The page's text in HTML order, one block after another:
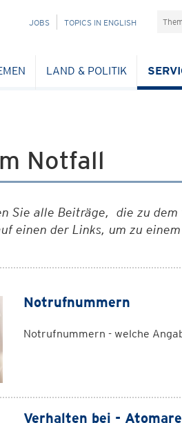
NAVIGATION
JOBS TOPICS IN ENGLISH
LAND & POLITIK
Notfall
Sie alle Beiträge, die zu
einen der Links, um zu
Notrufnummern
Notrufnummern - welche
Verhalten bei -